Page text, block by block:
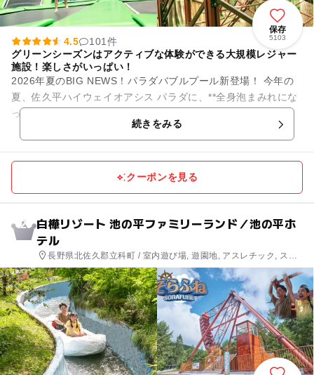
保存
5103
4.5
101件
グリーンシーズンはアクティブな体験ができる大規模レジャー
施設！楽しさがいっぱい！
2026年夏のBIG NEWS！パラダバブルプール新登場！ 今年の
夏、佐久平ハイウェイオアシス パラダに、**全身泡まみれにな
続きをみる
クーポンを見る
2
白樺リゾート 池の平ファミリーランド／池の平ホ
テル
長野県北佐久郡立科町 / 室内遊び場, 遊園地, アスレチック, スポ
ーツ施設, ホテル・旅館, スキー場